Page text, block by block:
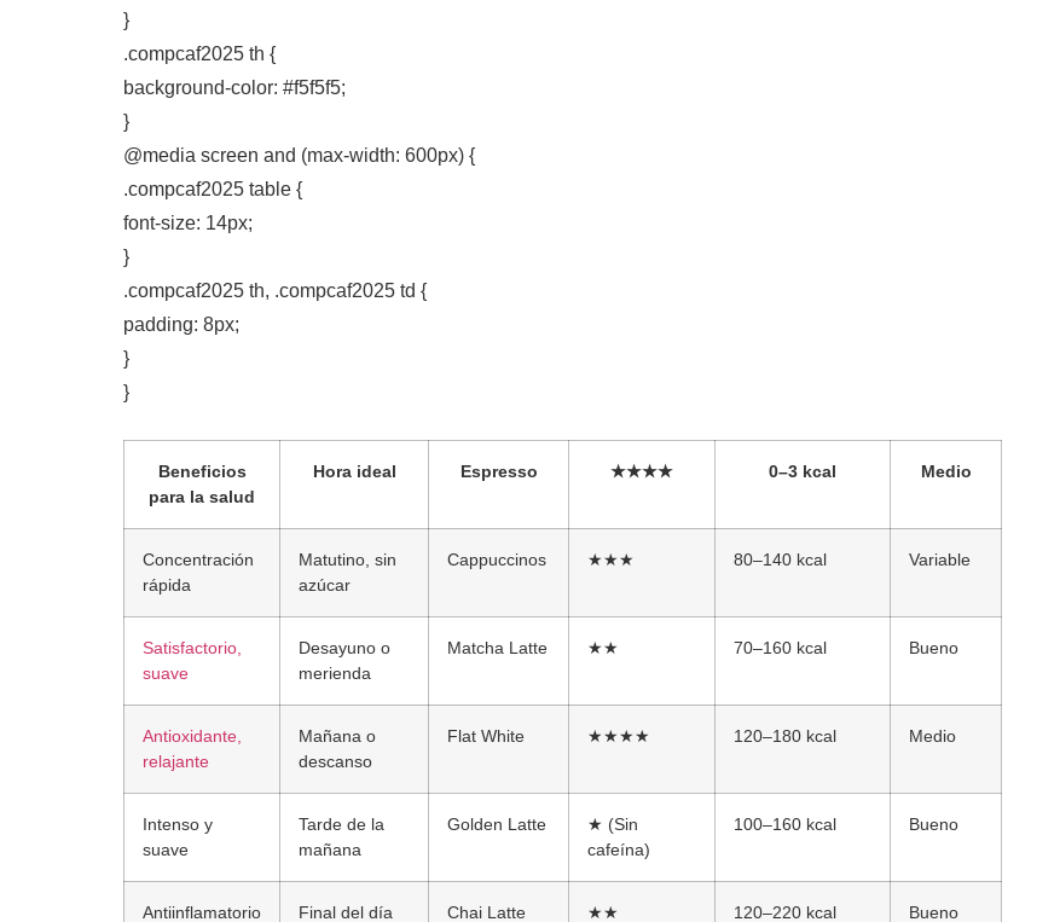
}
.compcaf2025 th {
background-color: #f5f5f5;
}
@media screen and (max-width: 600px) {
.compcaf2025 table {
font-size: 14px;
}
.compcaf2025 th, .compcaf2025 td {
padding: 8px;
}
}
Beneficios
para la salud
Hora ideal Espresso ★★★★ 0–3 kcal Medio
Concentración
rápida
Matutino, sin
azúcar
Cappuccinos ★★★ 80–140 kcal Variable
Satisfactorio,
suave
Desayuno o
merienda
Matcha Latte ★★ 70–160 kcal Bueno
Antioxidante,
relajante
Mañana o
descanso
Flat White ★★★★ 120–180 kcal Medio
Intenso y
suave
Tarde de la
mañana
Golden Latte
★ (Sin
cafeína)
100–160 kcal Bueno
Antiinflamatorio Final del día Chai Latte ★★ 120–220 kcal Bueno